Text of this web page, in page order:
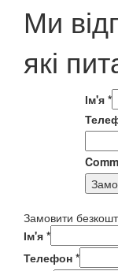
Ми
які
Ім'я *
Замовити
Ім'я *
Телефон *